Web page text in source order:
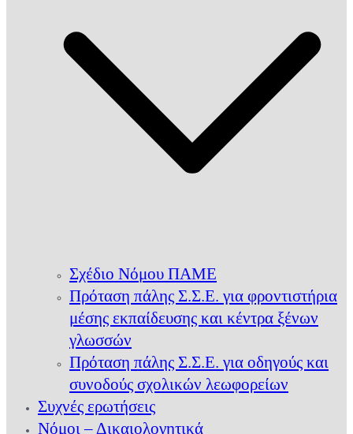
Σχέδιο Νόμου ΠΑΜΕ
Πρόταση πάλης Σ.Σ.Ε. για φροντιστήρια
μέσης εκπαίδευσης και κέντρα ξένων
γλωσσών
Πρόταση πάλης Σ.Σ.Ε. για οδηγούς και
συνοδούς σχολικών λεωφορείων
Συχνές ερωτήσεις
Νόμοι – Δικαιολογητικά